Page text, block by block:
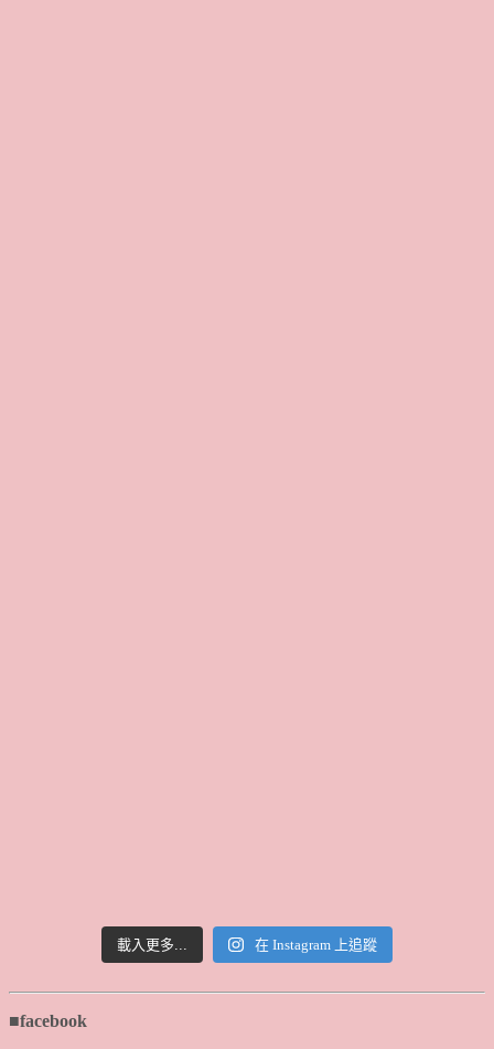
載入更多... 在 Instagram 上追蹤
■facebook